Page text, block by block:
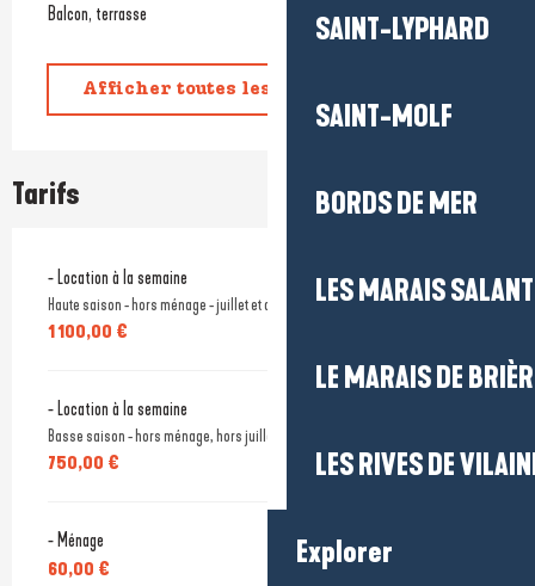
SAINT-LYPHARD
SAINT-MOLF
BORDS DE MER
LES MARAIS
LE MARAIS DE
LES RIVES DE
Explorer
Balcon, terrasse
Afficher toutes les prestations
Tarifs
- Location à la semaine
Haute saison - hors ménage - juillet et août
1 100,00 €
- Location à la semaine
Basse saison - hors ménage, hors juillet et août, d'avril à début novembre
750,00 €
- Ménage
60,00 €